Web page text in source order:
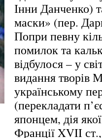
Інни Данченко)
маски» (пер.
Попри певну
помилок та
відбулося – у
видання творів
українському
(перекладати
японцем, дія
Франції XVII